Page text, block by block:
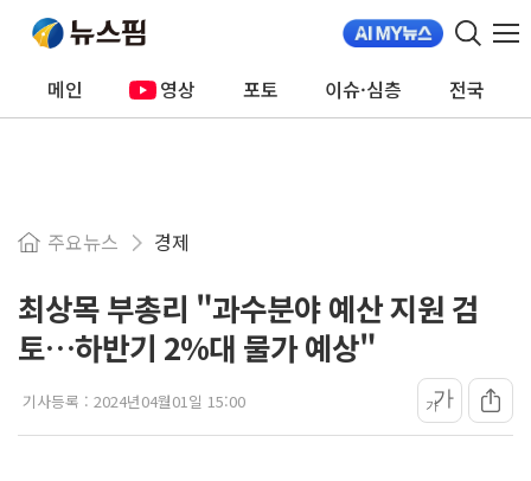
메인 영상 포토 이슈·심층 전국
주요뉴스 경제
최상목 부총리 "과수분야 예산 지원 검
토…하반기 2%대 물가 예상"
기사등록 : 2024년04월01일 15:00 가가